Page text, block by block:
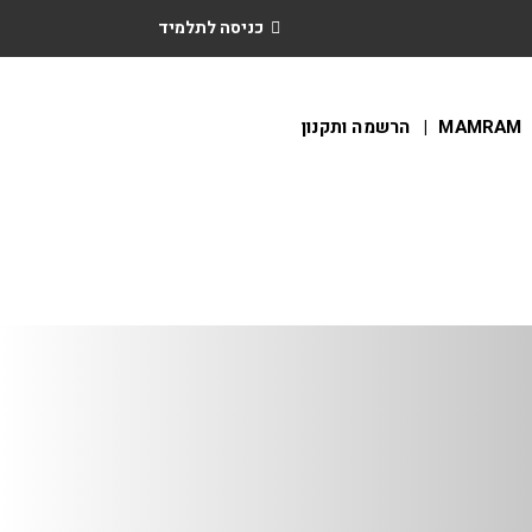
כניסה לתלמיד
MAMRAM הרשמה ותקנון